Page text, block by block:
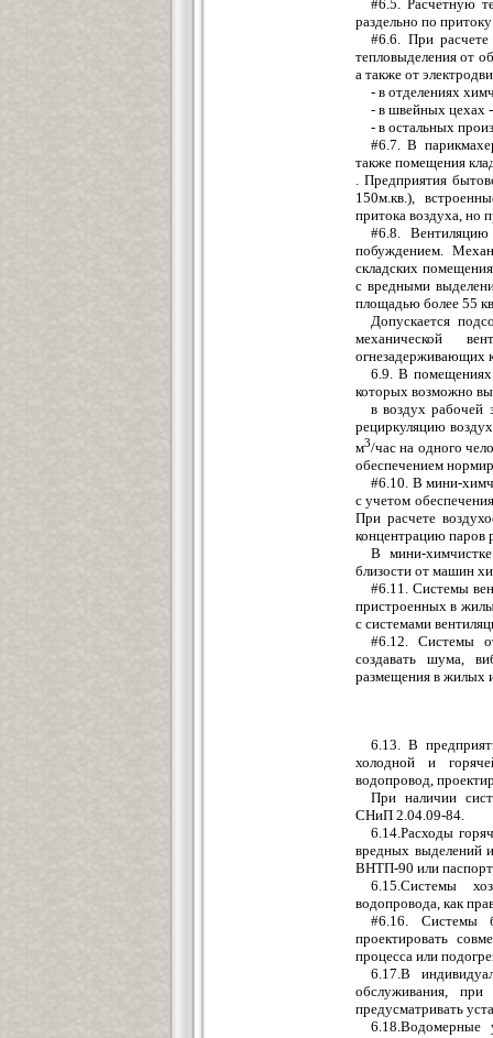
#6.5. Расчетную
раздельно по
#6.6. При расчете
тепловыделения от
а также от
- в отделениях
- в швейных цехах
- в остальных
#6.7. В
также помещения
. Предприятия
150м.кв.),
притока воздуха, но
#6.8. Вентиляцию
побуждением.
складских
с вредными
площадью более 55
Допускается
механической
огнезадерживающих
6.9. В помещениях
которых возможно
в воздух рабочей
рециркуляцию
м3/час на одного
обеспечением
#6.10. В мини-
с учетом
При расчете
концентрацию паров
В мини-
близости от машин
#6.11. Системы
пристроенных в
с системами
#6.12. Системы
создавать шума,
размещения в жилых
6.13. В
холодной и
водопровод,
При наличии
СНиП 2.04.09-84.
6.14.Расходы
вредных выделений
ВНТП-90 или
6.15.Системы
водопровода, как
#6.16. Системы
проектировать
процесса или
6.17.В
обслуживания, при
предусматривать
6.18.Водомерные